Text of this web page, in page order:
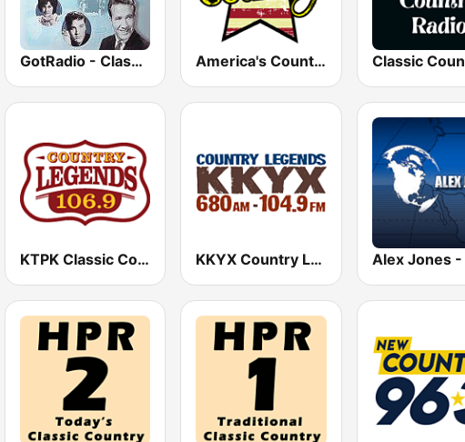
GotRadio - Classic Country America's Country
KTPK Classic Country 106.9 KKYX Country Legends 680 AM